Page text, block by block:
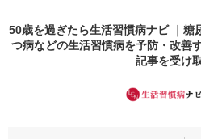
50歳を過ぎたら生活習慣病ナビ ｜糖
つ病などの生活習慣病を予防・改善
記事を受け